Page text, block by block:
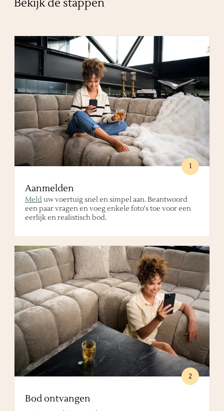
Bekijk de stappen
1
Aanmelden
Melduw voertuig snel en simpel aan. Beantwoord
een paar vragen en voeg enkele foto's toe voor een
eerlijk en realistisch bod.
2
Bod ontvangen